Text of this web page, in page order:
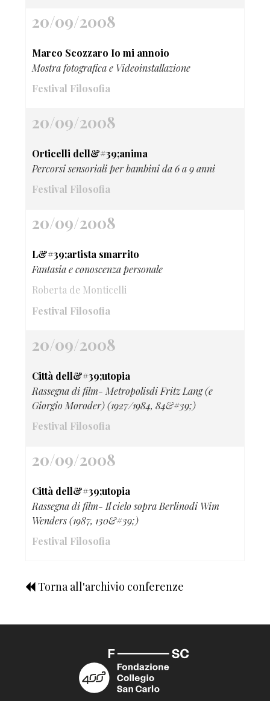
20/09/2008
Marco Scozzaro Io mi annoio
Mostra fotografica e Videoinstallazione
Festival Filosofia
20/09/2008
Orticelli dell&#39;anima
Percorsi sensoriali per bambini da 6 a 9 anni
Festival Filosofia
20/09/2008
L&#39;artista smarrito
Fantasia e conoscenza personale
Roberta de Monticelli
Festival Filosofia
20/09/2008
Città dell&#39;utopia
Rassegna di film- Metropolisdi Fritz Lang (e
Giorgio Moroder) (1927/1984, 84&#39;)
Festival Filosofia
20/09/2008
Città dell&#39;utopia
Rassegna di film- Il cielo sopra Berlinodi Wim
Wenders (1987, 130&#39;)
Festival Filosofia
Torna all'archivio conferenze